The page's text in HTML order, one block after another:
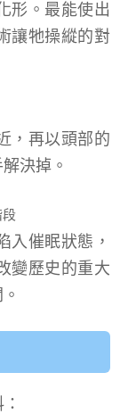
形。最能使出
讓牠操縱的對
，再以頭部的
決掉。
入催眠狀態，
變歷史的重大